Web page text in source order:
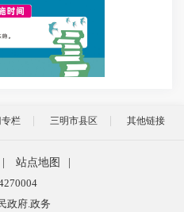
栏 三明市县区 其他链接
站点地图
政府.政务